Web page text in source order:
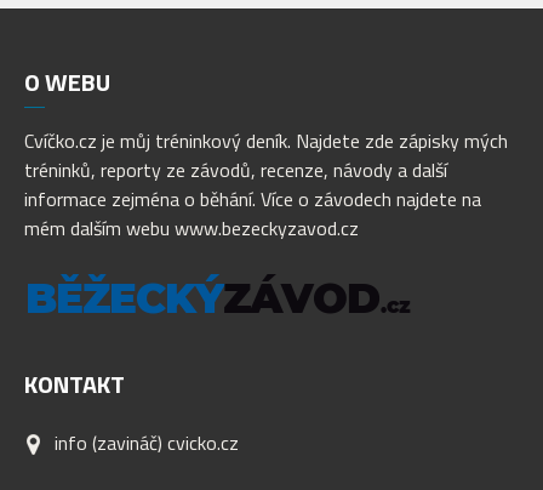
OWEBU
Cvíčko.cz je můj tréninkový deník. Najdete zde zápisky mých
tréninků, reporty ze závodů, recenze, návody a další
informace zejména o běhání. Více o závodech najdete na
mém dalším webu www.bezeckyzavod.cz
KONTAKT
info (zavináč) cvicko.cz